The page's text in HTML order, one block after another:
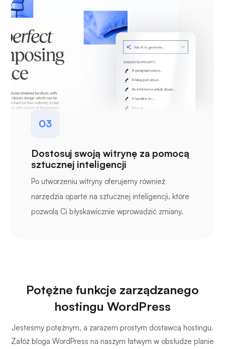
03
Dostosuj swoją witrynę za pomocą
sztucznej inteligencji
Po utworzeniu witryny oferujemy również
narzędzia oparte na sztucznej inteligencji, które
pozwolą Ci błyskawicznie wprowadzić zmiany.
Potężne funkcje zarządzanego
hostingu WordPress
Jesteśmy potężnym, a zarazem prostym dostawcą hostingu.
Załóż bloga WordPress na naszym łatwym w obsłudze planie